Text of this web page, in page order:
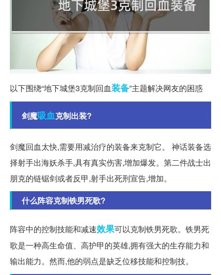
以下围绕“地下城堡3克制回血装备”主题解决网友的困惑
剑魔吸血克制出装?
剑魔回血太快,需要用减治疗的装备来克制它。 神话装备选
择射手出海妖杀手,具有真实伤害,增加爆发。第二件战士出
朋克的链锯剑或者反甲,射手出死刑宣告,增加。
什么阵容克制铁男死歌?
阵容中的控制技能和减速效果可以克制铁男死歌。铁男死
歌是一种高生命值、高护甲的英雄,拥有强大的生存能力和
输出能力。然而,他的弱点是缺乏位移技能和控制技。